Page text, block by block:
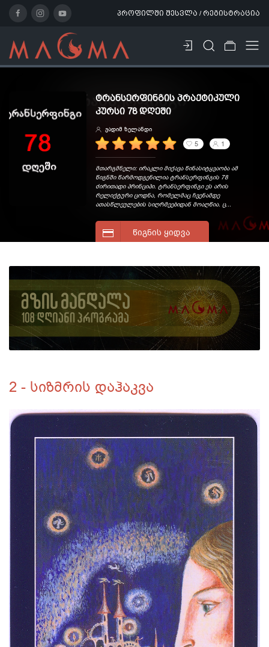
პროფილში შესვლა / რეგისტრაცია
ᲢᲠᲐᲜᲡᲔᲠᲤᲘᲜᲒᲘᲡ ᲞᲠᲐᲥᲢᲘᲙᲣᲚᲘ
ᲙᲣᲠᲡᲘ 78 ᲓᲦᲔᲨᲘ
ვადიმ ზელანდი
5 1
მთარგმნელი: ირაკლი მიქავა წინასიტყვაობა ამ
წიგნში წარმოდგენილია ტრანსერფინგის 78
ძირითადი პრინციპი. ტრანსერფინგი ეს არის
რელიქტური ცოდნა, რომელმაც ჩვენამდე
ათასწლეულების სიღრმეებიდან მოაღწია. ც...
ᲬᲘᲒᲜᲘᲡ ᲧᲘᲓᲕᲐ
2 - სიზმრის დაჰაკვა